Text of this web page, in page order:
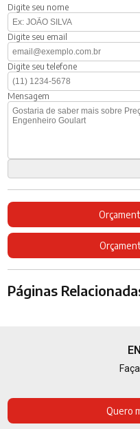
Digite seu nome
Digite seu email
Digite seu telefone
Mensagem
Páginas
Quero